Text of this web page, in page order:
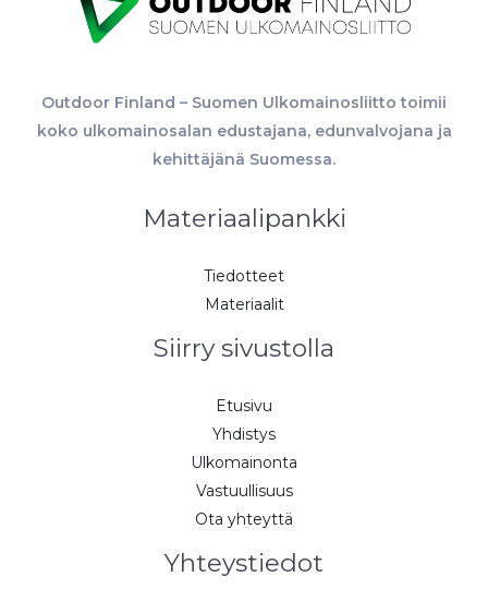
Outdoor Finland – Suomen Ulkomainosliitto toimii
koko ulkomainosalan edustajana, edunvalvojana ja
kehittäjänä Suomessa.
Materiaalipankki
Tiedotteet
Materiaalit
Siirry sivustolla
Etusivu
Yhdistys
Ulkomainonta
Vastuullisuus
Ota yhteyttä
Yhteystiedot